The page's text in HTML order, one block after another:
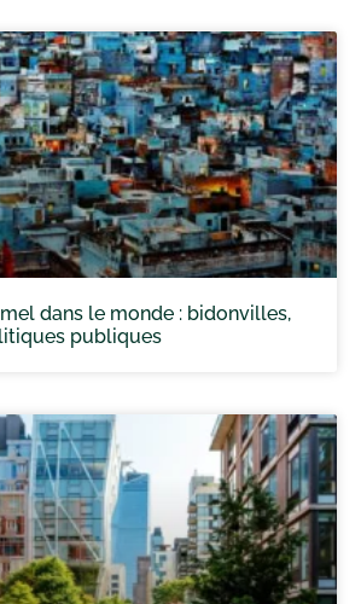
dans le monde : bidonvilles,
publiques